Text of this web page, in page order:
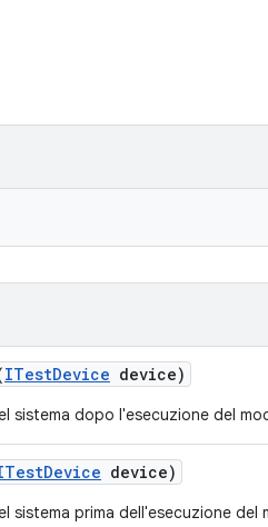
ITestDevice device)
sistema dopo l'esecuzione del
Device device)
sistema prima dell'esecuzione del